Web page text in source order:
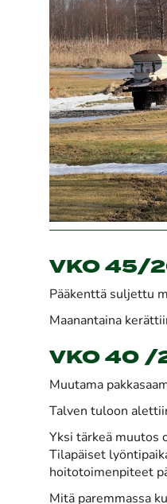
VKO 45/
Pääkenttä suljettu
Maanantaina
VKO 40 /
Muutama
Talven tuloon
Yksi tärkeä muutos
Tilapäiset
hoitotoimenpiteet
Mitä paremmassa